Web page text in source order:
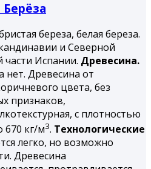
береза, белая береза.
и Северной
Испании. Древесина.
нет. Древесина от
цвета, без
признаков,
с плотностью
670 кг/м3. Технологические
легко, но возможно
Древесина